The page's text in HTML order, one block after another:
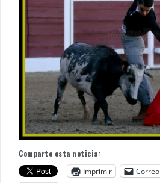
Comparte esta noticia:
Imprimir